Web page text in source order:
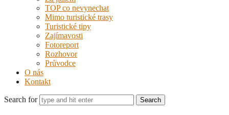
TOP co nevynechat
Mimo turistické trasy
Turistické tipy
Zajímavosti
Fotoreport
Rozhovor
Průvodce
O nás
Kontakt
Search for